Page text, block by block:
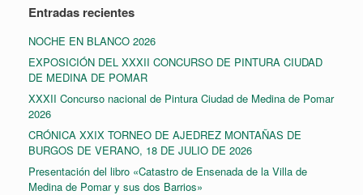
Entradas recientes
NOCHE EN BLANCO 2026
EXPOSICIÓN DEL XXXII CONCURSO DE PINTURA CIUDAD
DE MEDINA DE POMAR
XXXII Concurso nacional de Pintura Ciudad de Medina de Pomar
2026
CRÓNICA XXIX TORNEO DE AJEDREZ MONTAÑAS DE
BURGOS DE VERANO, 18 DE JULIO DE 2026
Presentación del libro «Catastro de Ensenada de la Villa de
Medina de Pomar y sus dos Barrios»